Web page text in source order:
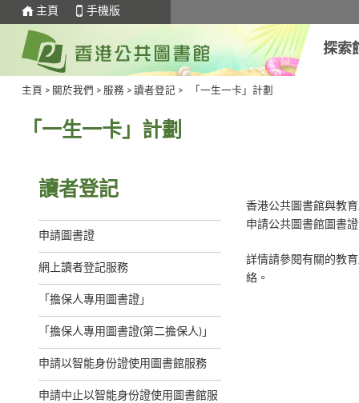
主頁 手機版
探索
主頁 > 關於我們 > 服務 > 讀者登記 > 「一生一卡」計劃
「一生一卡」計劃
讀者登記
申請圖書證
網上讀者登記服務
「擔保人專用圖書證」
「擔保人專用圖書證(第二擔保人)」
申請以智能身份證使用圖書館服務
申請中止以智能身份證使用圖書館服
香港公共圖書館與教
申請公共圖書館圖書
詳情請參閱有關的教
絡。